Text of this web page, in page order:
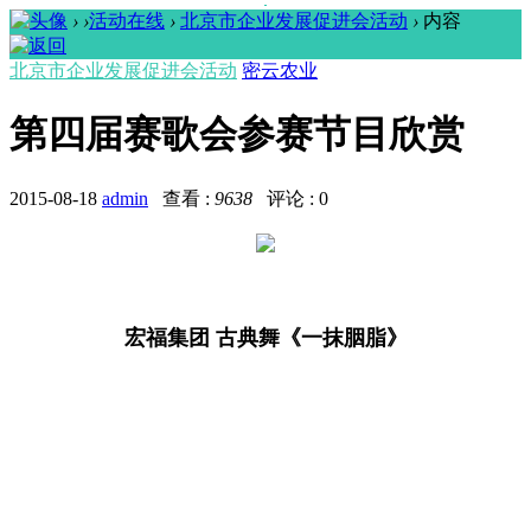
› ›活动在线 › 北京市企业发展促进会活动 › 内容
北京市企业发展促进会活动 密云农业
第四届赛歌会参赛节目欣赏
2015-08-18 admin 查看 : 9638 评论 : 0
宏福集团 古典舞《一抹胭脂》